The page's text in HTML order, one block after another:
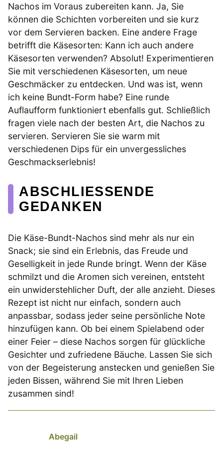
Nachos im Voraus zubereiten kann. Ja, Sie
können die Schichten vorbereiten und sie kurz
vor dem Servieren backen. Eine andere Frage
betrifft die Käsesorten: Kann ich auch andere
Käsesorten verwenden? Absolut! Experimentieren
Sie mit verschiedenen Käsesorten, um neue
Geschmäcker zu entdecken. Und was ist, wenn
ich keine Bundt-Form habe? Eine runde
Auflaufform funktioniert ebenfalls gut. Schließlich
fragen viele nach der besten Art, die Nachos zu
servieren. Servieren Sie sie warm mit
verschiedenen Dips für ein unvergessliches
Geschmackserlebnis!
ABSCHLIESSENDE G
EDANKEN
Die Käse-Bundt-Nachos sind mehr als nur ein
Snack; sie sind ein Erlebnis, das Freude und
Geselligkeit in jede Runde bringt. Wenn der Käse
schmilzt und die Aromen sich vereinen, entsteht
ein unwiderstehlicher Duft, der alle anzieht. Dieses
Rezept ist nicht nur einfach, sondern auch
anpassbar, sodass jeder seine persönliche Note
hinzufügen kann. Ob bei einem Spielabend oder
einer Feier – diese Nachos sorgen für glückliche
Gesichter und zufriedene Bäuche. Lassen Sie sich
von der Begeisterung anstecken und genießen Sie
jeden Bissen, während Sie mit Ihren Lieben
zusammen sind!
Abegail